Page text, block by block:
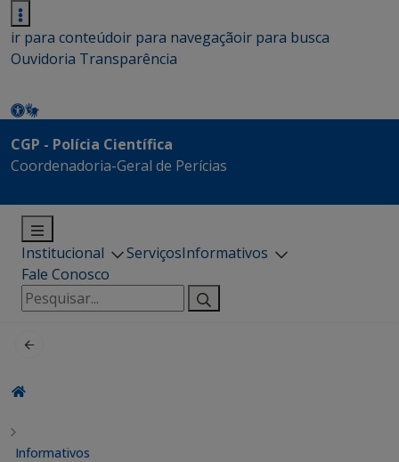
ir para conteúdoir para navegaçãoir para busca
Ouvidoria Transparência
CGP - Polícia Científica
Coordenadoria-Geral de Perícias
Institucional ServiçosInformativos
Fale Conosco
Pesquisar
por:
Informativos